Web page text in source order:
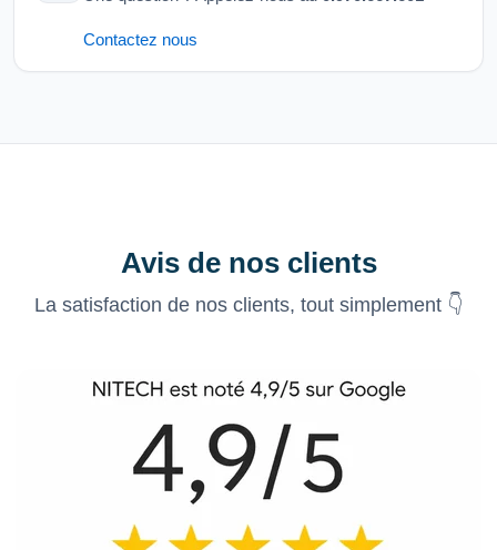
Contactez nous
Avis de nos clients
La satisfaction de nos clients, tout simplement 👇